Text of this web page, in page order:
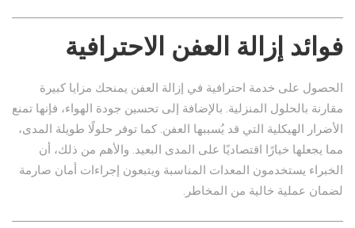
فوائد إزالة العفن الاحترافية
الحصول على خدمة احترافية في إزالة العفن يمنحك مزايا كبيرة
مقارنة بالحلول المنزلية. بالإضافة إلى تحسين جودة الهواء، فإنها تمنع
الأضرار الهيكلية التي قد يُسببها العفن. كما توفر حلولًا طويلة المدى،
مما يجعلها خيارًا اقتصاديًا على المدى البعيد. والأهم من ذلك، أن
الخبراء يستخدمون المعدات المناسبة ويتبعون إجراءات أمان صارمة
لضمان عملية خالية من المخاطر.